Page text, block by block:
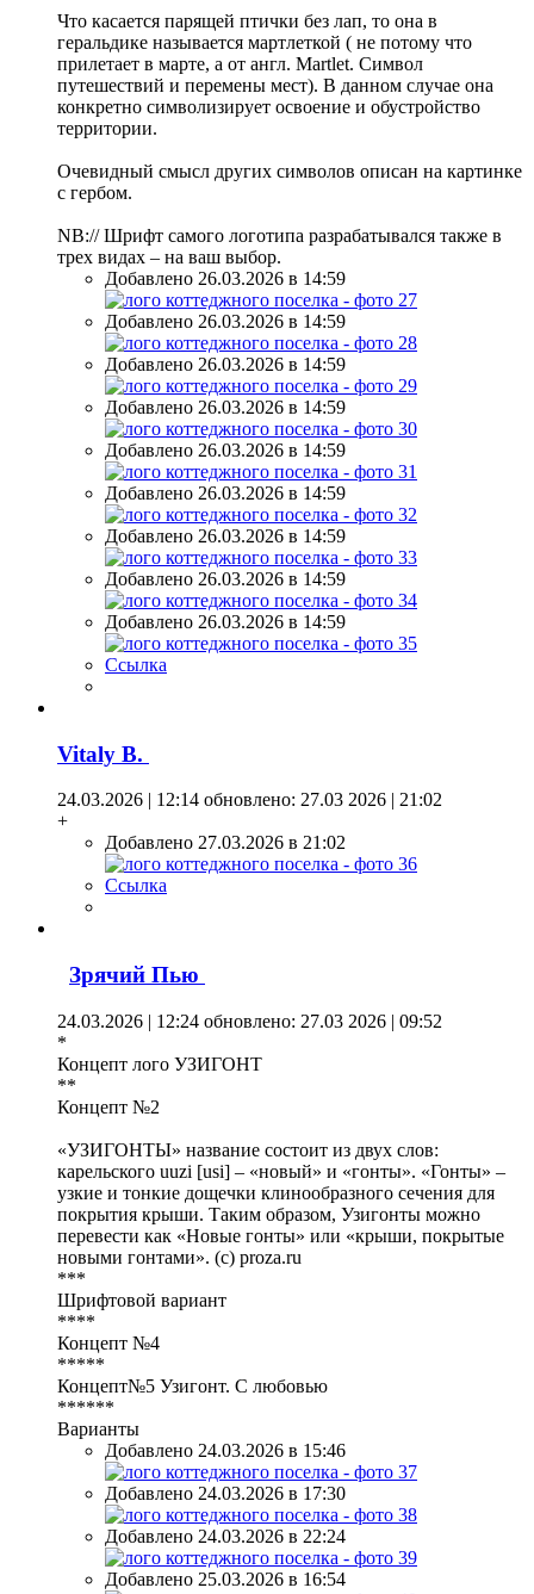
Что касается парящей птички без лап, то она в
геральдике называется мартлеткой ( не потому что
прилетает в марте, а от англ. Martlet. Символ
путешествий и перемены мест). В данном случае она
конкретно символизирует освоение и обустройство
территории.
Очевидный смысл других символов описан на картинке
с гербом.
NB:// Шрифт самого логотипа разрабатывался также в
трех видах – на ваш выбор.
Добавлено 26.03.2026 в 14:59
Добавлено 26.03.2026 в 14:59
Добавлено 26.03.2026 в 14:59
Добавлено 26.03.2026 в 14:59
Добавлено 26.03.2026 в 14:59
Добавлено 26.03.2026 в 14:59
Добавлено 26.03.2026 в 14:59
Добавлено 26.03.2026 в 14:59
Добавлено 26.03.2026 в 14:59
Ссылка
Vitaly B.
24.03.2026 | 12:14 обновлено: 27.03 2026 | 21:02
+
Добавлено 27.03.2026 в 21:02
Ссылка
Зрячий Пью
24.03.2026 | 12:24 обновлено: 27.03 2026 | 09:52
*
Концепт лого УЗИГОНТ
**
Концепт №2
«УЗИГОНТЫ» название состоит из двух слов:
карельского uuzi [usi] – «новый» и «гонты». «Гонты» –
узкие и тонкие дощечки клинообразного сечения для
покрытия крыши. Таким образом, Узигонты можно
перевести как «Новые гонты» или «крыши, покрытые
новыми гонтами». (с) proza.ru
***
Шрифтовой вариант
****
Концепт №4
*****
Концепт№5 Узигонт. С любовью
******
Варианты
Добавлено 24.03.2026 в 15:46
Добавлено 24.03.2026 в 17:30
Добавлено 24.03.2026 в 22:24
Добавлено 25.03.2026 в 16:54